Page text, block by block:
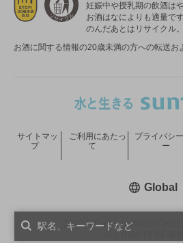
妊娠中や授乳期の飲酒は
お酒はなによりも適量です
のんだあとはリサイクル。
お酒に関する情報の20歳未満の方への転送お
COPYRIGHT © SUNTORY
サイトマッ
プ
ご利用にあたっ
て
プライバシ
ー
Global